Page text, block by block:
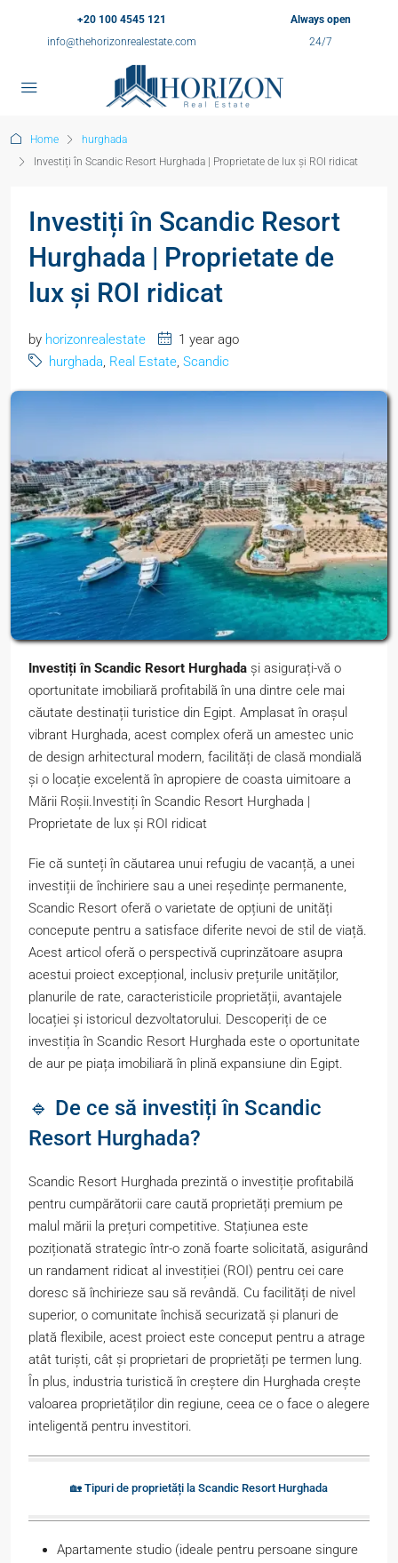
+20 100 4545 121
info@thehorizonrealestate.com
Always open
24/7
Home
hurghada
Investiți în Scandic Resort Hurghada | Proprietate de lux și ROI ridicat
Investiți în Scandic Resort
Hurghada | Proprietate de
lux și ROI ridicat
by horizonrealestate
1 year ago
hurghada, Real Estate, Scandic
Investiți în Scandic Resort Hurghada și asigurați-vă o
oportunitate imobiliară profitabilă în una dintre cele mai
căutate destinații turistice din Egipt. Amplasat în orașul
vibrant Hurghada, acest complex oferă un amestec unic
de design arhitectural modern, facilități de clasă mondială
și o locație excelentă în apropiere de coasta uimitoare a
Mării Roșii.Investiți în Scandic Resort Hurghada |
Proprietate de lux și ROI ridicat
Fie că sunteți în căutarea unui refugiu de vacanță, a unei
investiții de închiriere sau a unei reședințe permanente,
Scandic Resort oferă o varietate de opțiuni de unități
concepute pentru a satisface diferite nevoi de stil de viață.
Acest articol oferă o perspectivă cuprinzătoare asupra
acestui proiect excepțional, inclusiv prețurile unităților,
planurile de rate, caracteristicile proprietății, avantajele
locației și istoricul dezvoltatorului. Descoperiți de ce
investiția în Scandic Resort Hurghada este o oportunitate
de aur pe piața imobiliară în plină expansiune din Egipt.
🔹 De ce să investiți în Scandic
Resort Hurghada?
Scandic Resort Hurghada prezintă o investiție profitabilă
pentru cumpărătorii care caută proprietăți premium pe
malul mării la prețuri competitive. Stațiunea este
poziționată strategic într-o zonă foarte solicitată, asigurând
un randament ridicat al investiției (ROI) pentru cei care
doresc să închirieze sau să revândă. Cu facilități de nivel
superior, o comunitate închisă securizată și planuri de
plată flexibile, acest proiect este conceput pentru a atrage
atât turiști, cât și proprietari de proprietăți pe termen lung.
În plus, industria turistică în creștere din Hurghada crește
valoarea proprietăților din regiune, ceea ce o face o alegere
inteligentă pentru investitori.
🏡 Tipuri de proprietăți la Scandic Resort Hurghada
Apartamente studio (ideale pentru persoane singure